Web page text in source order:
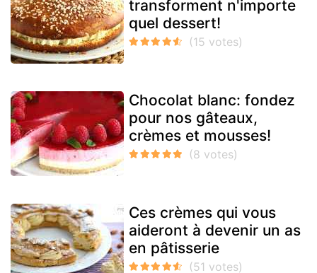
transforment n'importe
quel dessert!
Chocolat blanc: fondez
pour nos gâteaux,
crèmes et mousses!
Ces crèmes qui vous
aideront à devenir un as
en pâtisserie